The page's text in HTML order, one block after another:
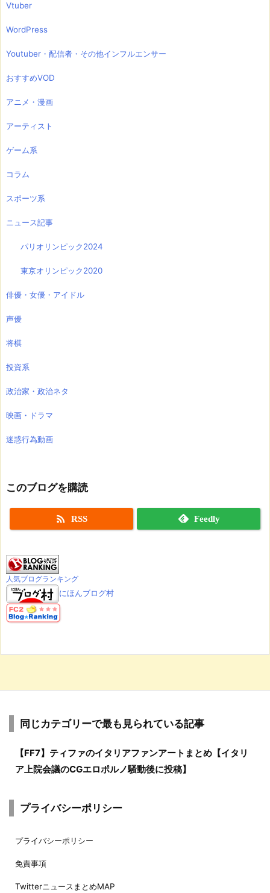
Vtuber
WordPress
Youtuber・配信者・その他インフルエンサー
おすすめVOD
アニメ・漫画
アーティスト
ゲーム系
コラム
スポーツ系
ニュース記事
パリオリンピック2024
東京オリンピック2020
俳優・女優・アイドル
声優
将棋
投資系
政治家・政治ネタ
映画・ドラマ
迷惑行為動画
このブログを購読
 RSS Feedly
人気ブログランキング
にほんブログ村
同じカテゴリーで最も見られている記事
【FF7】ティファのイタリアファンアートまとめ【イタリ
ア上院会議のCGエロポルノ騒動後に投稿】
プライバシーポリシー
プライバシーポリシー
免責事項
TwitterニュースまとめMAP